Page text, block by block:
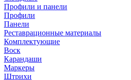
Профили и панели
Профили
Панели
Реставрационные материалы
Комплектующие
Воск
Карандаши
Маркеры
Штрихи